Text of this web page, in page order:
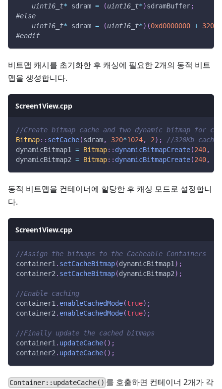
uint16_t* sdram = (uint16_t*)sdramBuffer;
#else
uint16_t* sdram = (uint16_t*) (0xd0000000 + 320
#endif
비트맵 캐시를 초기화한 후 캐싱에 필요한 2개의 동적 비트
맵을 생성합니다.
Screen1View.cpp
//Create bitmap cache and two dynamic bitmap for
Bitmap:: setCache(sdram, 320*1024, 2) ;
//320Kb cache
dynamicBitmap1 = Bitmap:: dynamicBitmapCreate(240,
dynamicBitmap2 = Bitmap:: dynamicBitmapCreate(240,
동적 비트맵을 컨테이너에 할당한 후 캐싱 모드로 설정합니
다.
Screen1View.cpp
//Assign the bitmaps to the Cacheable Containers
container1 . setCacheBitmap(dynamicBitmap1 ) ;
container2 . setCacheBitmap(dynamicBitmap2) ;
//Enable caching
container1 . enableCachedMode(true) ;
container2 . enableCachedMode(true) ;
//Finally update the cached bitmaps
container1 . updateCache( ) ;
container2 . updateCache( ) ;
Container::updateCache() 를 호출하면 컨테이너 2개가 각